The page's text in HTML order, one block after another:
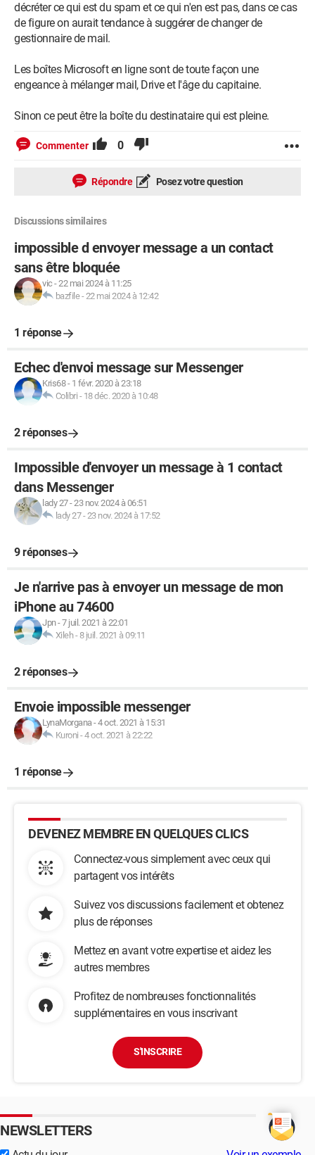
décréter ce qui est du spam et ce qui n'en est pas, dans ce cas
de figure on aurait tendance à suggérer de changer de
gestionnaire de mail.
Les boîtes Microsoft en ligne sont de toute façon une
engeance à mélanger mail, Drive et l'âge du capitaine.
Sinon ce peut être la boîte du destinataire qui est pleine.
Commenter 0
Répondre Posez votre question
Discussions similaires
impossible d envoyer message a un contact
sans être bloquée
vic -22 mai 2024 à 11:25
bazfile-22 mai 2024 à 12:42
1 réponse
Echec d'envoi message sur Messenger
Kris68- 1 févr. 2020 à 23:18
Colibri - 18 déc. 2020 à 10:48
2 réponses
Impossible d'envoyer un message à 1 contact
dans Messenger
lady 27-23 nov. 2024 à 06:51
lady 27-23 nov. 2024 à 17:52
9 réponses
Je n'arrive pas à envoyer un message de mon
iPhone au 74600
Jpn-7 juil. 2021 à 22:01
Xileh- 8 juil. 2021 à 09:11
2 réponses
Envoie impossible messenger
LynaMorgana-4 oct. 2021 à 15:31
Kuroni -4 oct. 2021 à 22:22
1 réponse
DEVENEZ MEMBRE EN QUELQUES CLICS
Connectez-vous simplement avec ceux qui
partagent vos intérêts
Suivez vos discussions facilement et obtenez
plus de réponses
Mettez en avant votre expertise et aidez les
autres membres
Profitez de nombreuses fonctionnalités
supplémentaires en vous inscrivant
S'INSCRIRE
NEWSLETTERS